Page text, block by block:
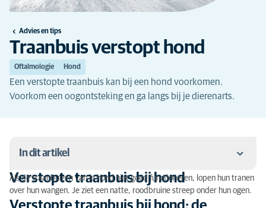
Advies en tips
Traanbuis verstopt hond
Oftalmologie Hond
Een verstopte traanbuis kan bij een hond voorkomen.
Voorkom een oogontsteking en ga langs bij je dierenarts.
In dit artikel
Verstopte traanbuis bij hond
Verstopte traanbuis bij hond
Als de traanbuizen van je hond niet goed functioneren, lopen hun tranen
over hun wangen. Je ziet een natte, roodbruine streep onder hun ogen.